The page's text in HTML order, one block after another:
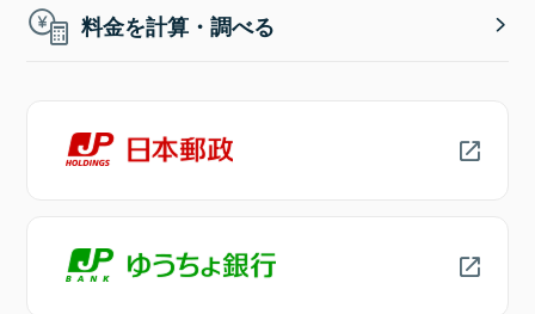
料金を計算・調べる